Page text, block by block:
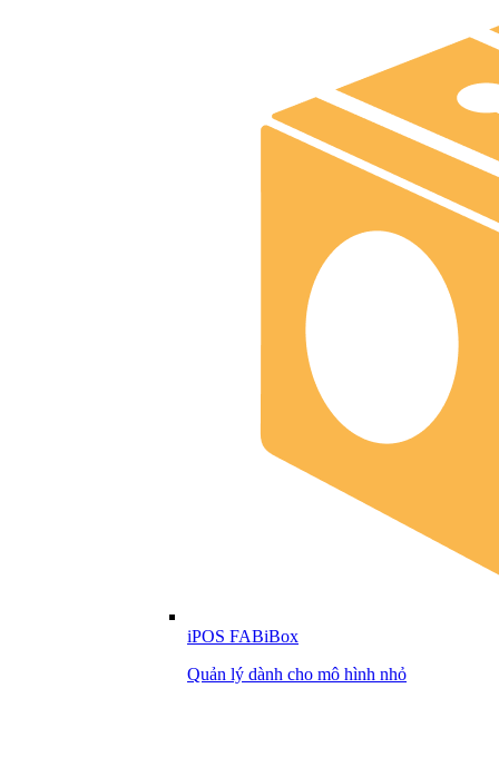
iPOS FABiBox
Quản lý dành cho mô hình nhỏ